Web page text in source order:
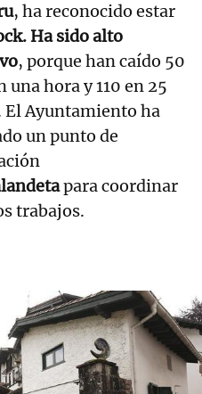
, ha reconocido estar
Ha sido alto
, porque han caído 50
una hora y 110 en 25
El Ayuntamiento ha
un punto de
para coordinar
trabajos.